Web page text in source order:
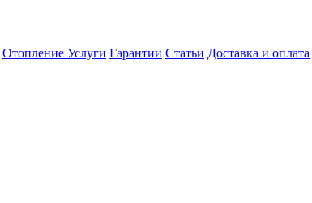
Отопление Услуги Гарантии Статьи Доставка и оплата